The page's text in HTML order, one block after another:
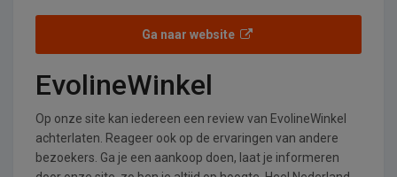
Ga naar website
EvolineWinkel
Op onze site kan iedereen een review van EvolineWinkel
achterlaten. Reageer ook op de ervaringen van andere
bezoekers. Ga je een aankoop doen, laat je informeren